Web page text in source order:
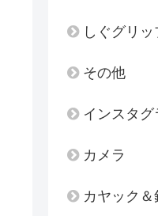
しぐグリッ
その他
インスタ
カメラ
カヤック＆